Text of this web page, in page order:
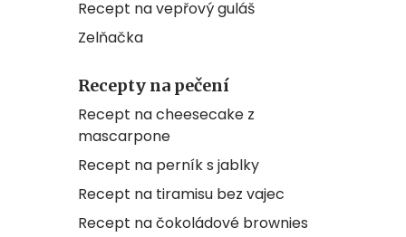
Recept na vepřový guláš
Zelňačka
Recepty na pečení
Recept na cheesecake z
mascarpone
Recept na perník s jablky
Recept na tiramisu bez vajec
Recept na čokoládové brownies